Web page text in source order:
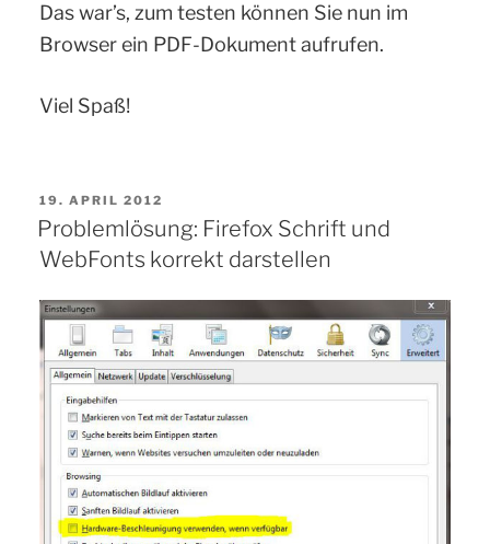
Das war’s, zum testen können Sie nun im
Browser ein PDF-Dokument aufrufen.
Viel Spaß!
VERÖFFENTLICHT
AM
19. APRIL 2012
Problemlösung: Firefox Schrift und
WebFonts korrekt darstellen